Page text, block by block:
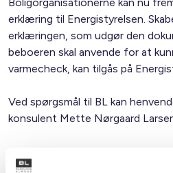
erklæring til Energistyrelsen.
erklæringen, som udgør den
beboeren skal anvende for at
varmecheck, kan tilgås på
Ved spørgsmål til BL kan
konsulent Mette Nørgaard
Med venlig hilsen